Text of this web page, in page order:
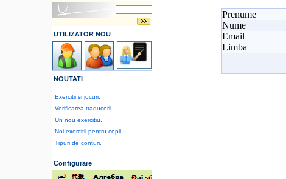
UTILIZATOR NOU
NOUTATI
Exercitii si jocuri.
Verificarea traducerii.
Un nou exercitiu.
Noi exercitii pentru copii.
Tipuri de conturi.
Configurare
Prenume
Nume
Email
Limba